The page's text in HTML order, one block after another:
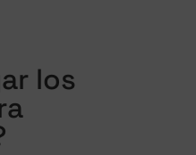
los